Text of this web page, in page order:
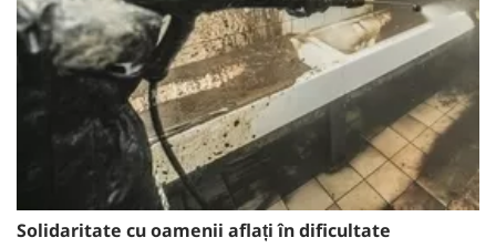
Solidaritate cu oamenii aflați în dificultate